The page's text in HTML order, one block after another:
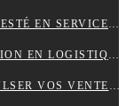
IPTV FRANCE STORE : LEADER INCONTESTÉ EN SERVICES IPTV DE QUALITÉ SUPÉRIEURE
LES RACKS ET RAYONNAGES D’OCCASION EN LOGISTIQUE
5 STRATÉGIES EFFICACES POUR PROPULSER VOS VENTES EN LIGNE